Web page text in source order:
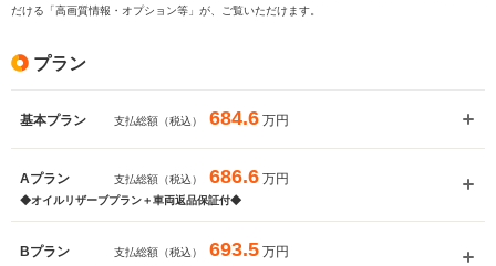
だける「高画質情報・オプション等」が、ご覧いただけます。
プラン
基本プラン 支払総額（税込） 684.6 万円
Aプラン 支払総額（税込） 686.6 万円
◆オイルリザーブプラン＋車両返品保証付◆
Bプラン 支払総額（税込） 693.5 万円